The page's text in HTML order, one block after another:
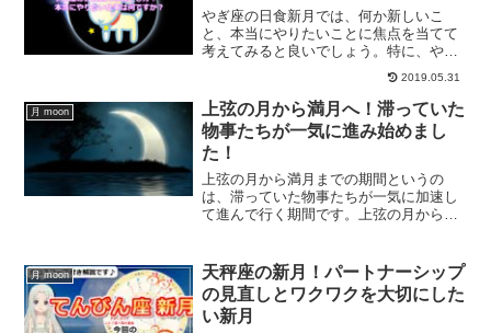
やぎ座の日食新月では、何か新しいこ
と、本当にやりたいことに焦点を当てて
考えてみると良いでしょう。特に、やぎ
座はキャリアや仕事を司る星座なので、
仕事関係で本当にやりたいことを考えて
みませんか？やぎ座の新月のパワーをお
届けします。
2019.05.31
月 moon
上弦の月から満月へ！滞っていた
物事たちが一気に進み始めまし
た！
上弦の月から満月までの期間というの
は、滞っていた物事たちが一気に加速し
て進んで行く期間です。上弦の月から満
メールをいただきました。加速期間にい
ろいろなことにチャレンジしてみません
か？
月 moon
天秤座の新月！パートナーシップ
の見直しとワクワクを大切にした
い新月